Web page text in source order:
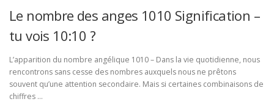
Le nombre des anges 1010 Signification –
tu vois 10:10 ?
L’apparition du nombre angélique 1010 – Dans la vie quotidienne, nous
rencontrons sans cesse des nombres auxquels nous ne prêtons
souvent qu’une attention secondaire. Mais si certaines combinaisons de
chiffres …